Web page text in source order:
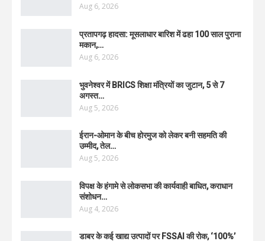
Aug 6, 2026
प्रतापगढ़ हादसा: मूसलाधार बारिश में ढहा 100 साल पुराना
मकान,…
Aug 6, 2026
भुवनेश्वर में BRICS शिक्षा मंत्रियों का जुटान, 5 से 7
अगस्त…
Aug 5, 2026
ईरान-ओमान के बीच होरमुज को लेकर बनी सहमति की
उम्मीद, तेल…
Aug 5, 2026
विपक्ष के हंगामे से लोकसभा की कार्यवाही बाधित, कराधान
संशोधन…
Aug 4, 2026
डाबर के कई खाद्य उत्पादों पर FSSAI की रोक, ‘100%’